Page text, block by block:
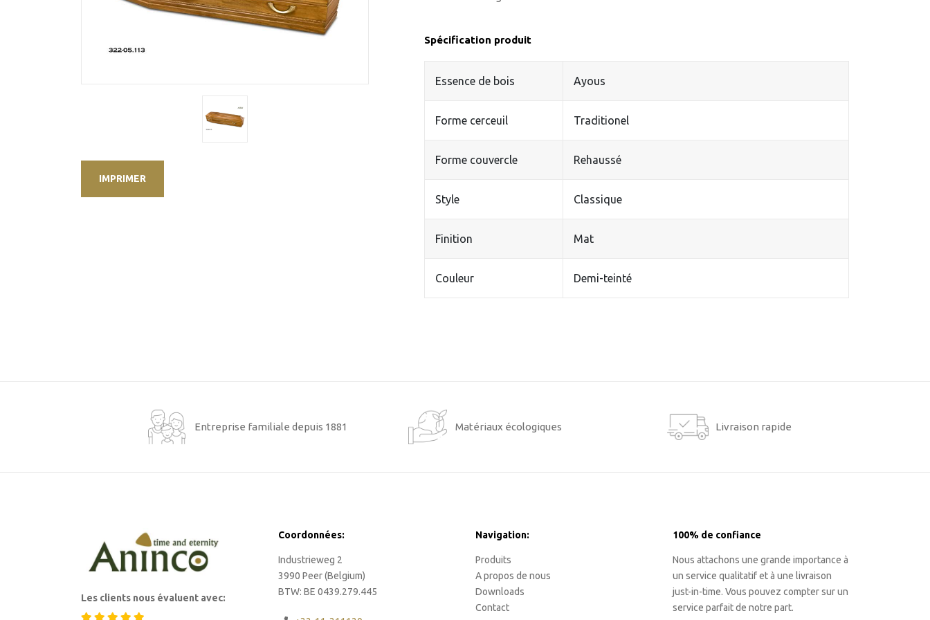
IMPRIMER
Spécification produit
Essence de bois Ayous
Forme cerceuil Traditionel
Forme couvercle Rehaussé
Style Classique
Finition Mat
Couleur Demi-teinté
Entreprise familiale depuis 1881 Matériaux écologiques Livraison rapide
Les clients nous évaluent avec:
Coordonnées:
Industrieweg 2
3990 Peer (Belgium)
BTW: BE 0439.279.445
Navigation:
Produits
A propos de nous
Downloads
Contact
100% de confiance
Nous attachons une grande importance à
un service qualitatif et à une livraison
just-in-time. Vous pouvez compter sur un
service parfait de notre part.